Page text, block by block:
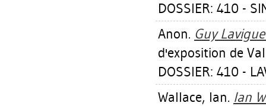
DOSSIER: 410 -
Anon. Guy
d'exposition de
DOSSIER: 410 -
Wallace, Ian. Ian